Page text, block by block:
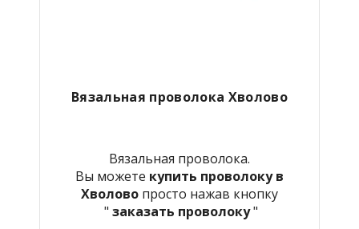
Вязальная проволока Хволово
Вязальная проволока.
Вы можете купить проволоку в
Хволово просто нажав кнопку
" заказать проволоку"